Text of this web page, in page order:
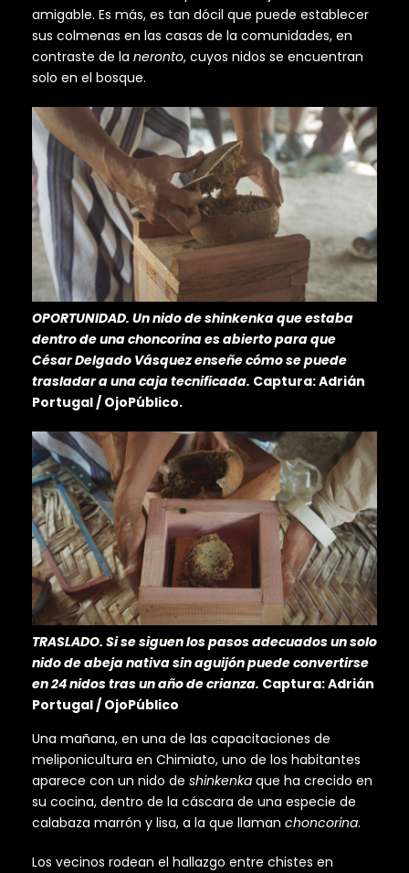
amigable. Es más, es tan dócil que puede establecer
sus colmenas en las casas de la comunidades, en
contraste de la neronto, cuyos nidos se encuentran
solo en el bosque.
OPORTUNIDAD. Un nido de shinkenka que estaba
dentro de una choncorina es abierto para que
César Delgado Vásquez enseñe cómo se puede
trasladar a una caja tecnificada. Captura: Adrián
Portugal / OjoPúblico.
TRASLADO. Si se siguen los pasos adecuados un solo
nido de abeja nativa sin aguijón puede convertirse
en 24 nidos tras un año de crianza. Captura: Adrián
Portugal / OjoPúblico
Una mañana, en una de las capacitaciones de
meliponicultura en Chimiato, uno de los habitantes
aparece con un nido de shinkenka que ha crecido en
su cocina, dentro de la cáscara de una especie de
calabaza marrón y lisa, a la que llaman choncorina.
Los vecinos rodean el hallazgo entre chistes en